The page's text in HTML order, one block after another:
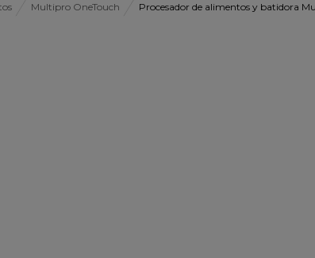
Multipro OneTouch Procesador de alimentos y batidora